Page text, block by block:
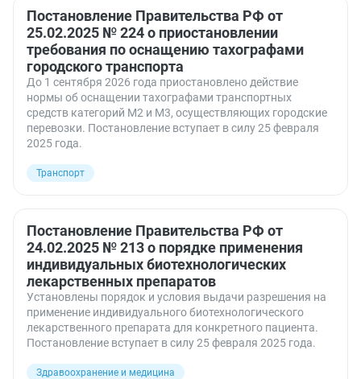
Постановление Правительства РФ от
25.02.2025 № 224 о приостановлении
требования по оснащению тахографами
городского транспорта
До 1 сентября 2026 года приостановлено действие
нормы об оснащении тахографами транспортных
средств категорий M2 и M3, осуществляющих городские
перевозки. Постановление вступает в силу 25 февраля
2025 года.
Транспорт
Постановление Правительства РФ от
24.02.2025 № 213 о порядке применения
индивидуальных биотехнологических
лекарственных препаратов
Установлены порядок и условия выдачи разрешения на
применение индивидуального биотехнологического
лекарственного препарата для конкретного пациента.
Постановление вступает в силу 25 февраля 2025 года.
Здравоохранение и медицина